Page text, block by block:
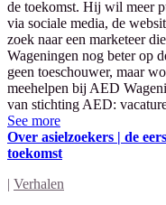
de toekomst. Hij wil meer
via sociale media, de
zoek naar een marketeer
Wageningen nog beter op
geen toeschouwer, maar
meehelpen bij AED
van stichting AED:
See more
Over asielzoekers | de
toekomst
| Verhalen